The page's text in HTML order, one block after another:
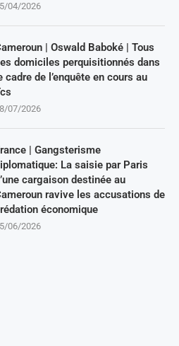
04/2026
| Oswald Baboké | Tous
domiciles perquisitionnés dans
cadre de l’enquête en cours au
07/2026
| Gangsterisme
La saisie par Paris
cargaison destinée au
ravive les accusations de
économique
06/2026